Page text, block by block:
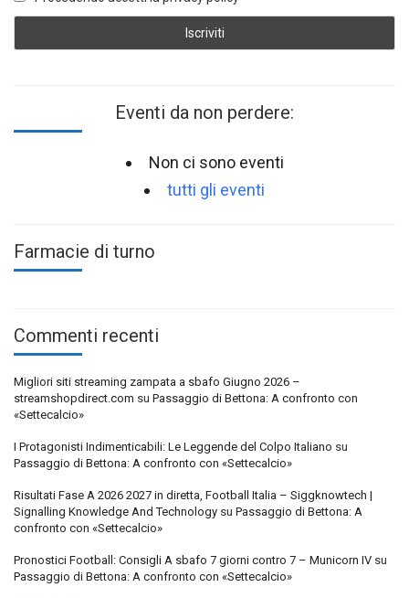
Eventi da non perdere:
Non ci sono eventi
tutti gli eventi
Farmacie di turno
Commenti recenti
Migliori siti streaming zampata a sbafo Giugno 2026 –
streamshopdirect.com su Passaggio di Bettona: A confronto con
«Settecalcio»
I Protagonisti Indimenticabili: Le Leggende del Colpo Italiano su
Passaggio di Bettona: A confronto con «Settecalcio»
Risultati Fase A 2026 2027 in diretta, Football Italia – Siggknowtech |
Signalling Knowledge And Technology su Passaggio di Bettona: A
confronto con «Settecalcio»
Pronostici Football: Consigli A sbafo 7 giorni contro 7 – Municorn IV su
Passaggio di Bettona: A confronto con «Settecalcio»